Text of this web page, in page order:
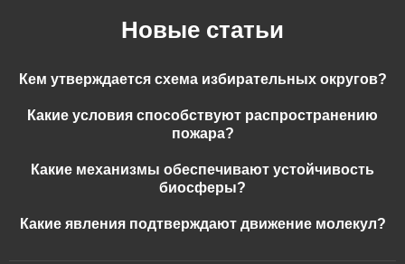
Новые статьи
Кем утверждается схема избирательных округов?
Какие условия способствуют распространению
пожара?
Какие механизмы обеспечивают устойчивость
биосферы?
Какие явления подтверждают движение молекул?